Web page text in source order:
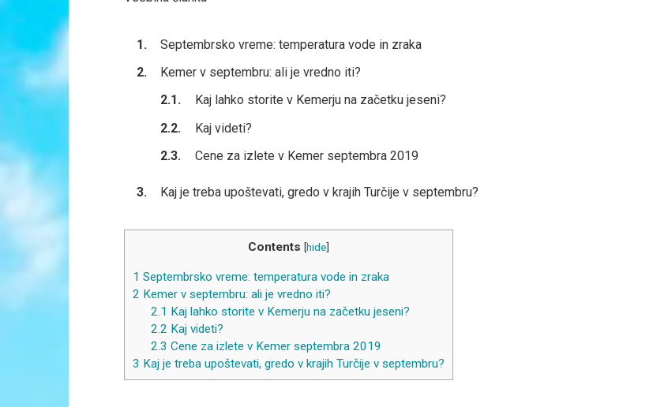
Septembrsko vreme: temperatura vode in zraka
Kemer v septembru: ali je vredno iti?
Kaj lahko storite v Kemerju na začetku jeseni?
Kaj videti?
Cene za izlete v Kemer septembra 2019
Kaj je treba upoštevati, gredo v krajih Turčije v septembru?
Contents [hide]
1 Septembrsko vreme: temperatura vode in zraka
2 Kemer v septembru: ali je vredno iti?
2.1 Kaj lahko storite v Kemerju na začetku jeseni?
2.2 Kaj videti?
2.3 Cene za izlete v Kemer septembra 2019
3 Kaj je treba upoštevati, gredo v krajih Turčije v septembru?